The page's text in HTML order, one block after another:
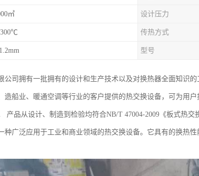
㎡ 设计压力
传热方式
型号
公司拥有一批拥有的设计和生产技术以及对换热器全面知识
造船业、暖通空调等行业的客户提供的热交换设备，可为用户
产品从设计、制造到检验均符合NB/T 47004-2009《板式热交
种广泛应用于工业和商业领域的热交换设备。它具有的换热